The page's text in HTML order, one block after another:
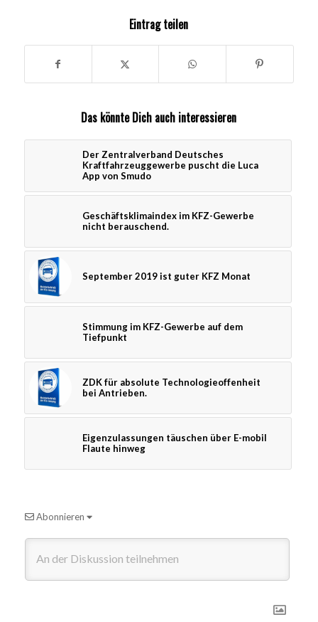
Eintrag teilen
Das könnte Dich auch interessieren
Der Zentralverband Deutsches
Kraftfahrzeuggewerbe puscht die Luca
App von Smudo
Geschäftsklimaindex im KFZ-Gewerbe
nicht berauschend.
September 2019 ist guter KFZ Monat
Stimmung im KFZ-Gewerbe auf dem
Tiefpunkt
ZDK für absolute Technologieoffenheit
bei Antrieben.
Eigenzulassungen täuschen über E-mobil
Flaute hinweg
Abonnieren